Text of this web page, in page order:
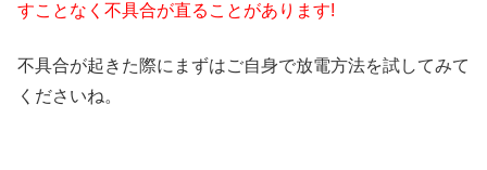
すことなく不具合が直ることがあります!
不具合が起きた際にまずはご自身で放電方法を試してみて
くださいね。